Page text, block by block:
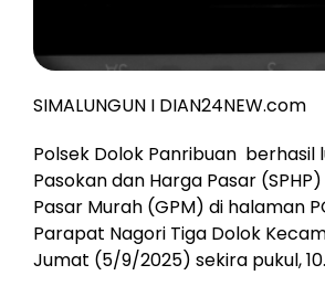
SIMALUNGUN I DIAN24NEW.com
Polsek Dolok Panribuan berhasil
Pasokan dan Harga Pasar
Pasar Murah (GPM) di halaman
Parapat Nagori Tiga Dolok
Jumat (5/9/2025) sekira pukul,